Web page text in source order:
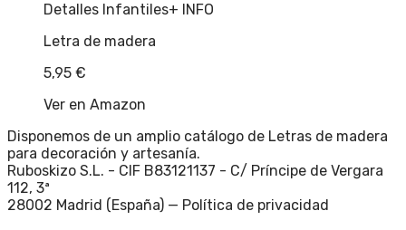
Detalles Infantiles+ INFO
Letra de madera
5,95 €
Ver en Amazon
Disponemos de un amplio catálogo de Letras de madera
para decoración y artesanía.
Ruboskizo S.L. - CIF B83121137 - C/ Príncipe de Vergara
112, 3ª
28002 Madrid (España) — Política de privacidad